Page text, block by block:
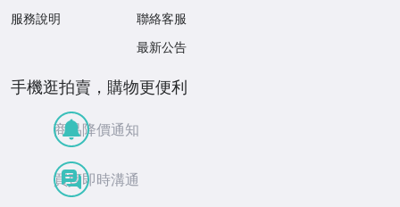
服務說明
聯絡客服
最新公告
手機逛拍賣，購物更便利
商品降價通知
買賣即時溝通